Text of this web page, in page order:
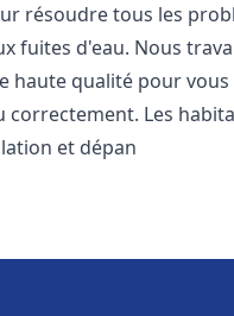
résoudre tous les
fuites d'eau. Nous
haute qualité pour
correctement. Les
et dépan